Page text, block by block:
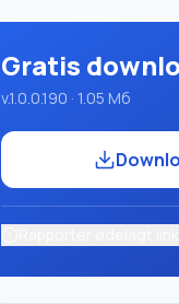
Gratis
v.1.0.0.190 · 1.05 Мб